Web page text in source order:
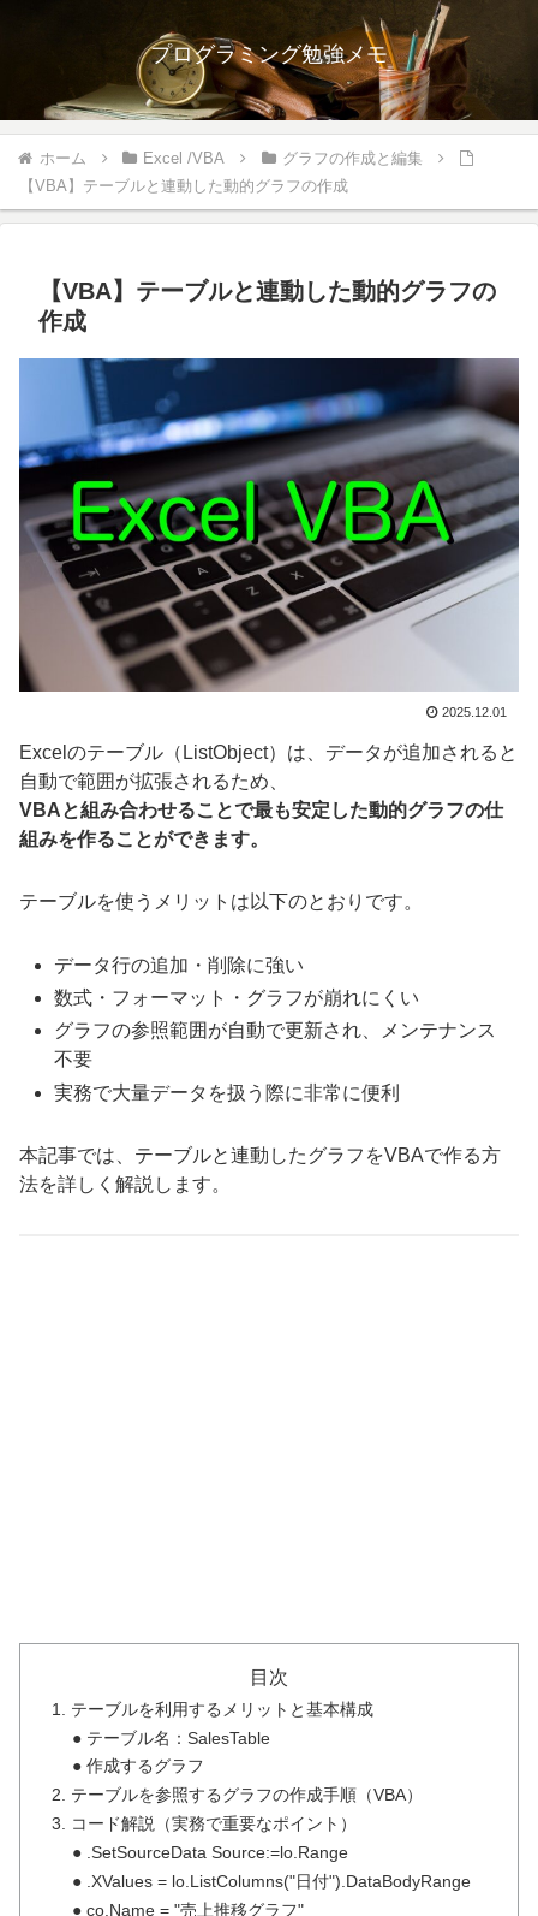
プログラミング勉強メモ
ホーム Excel /VBA
グラフの作成と編集
【VBA】テーブルと連動した動的グラフの作成
【VBA】テーブルと連動した動的グラフの
作成
2025.12.01
Excelのテーブル（ListObject）は、データが追加されると
自動で範囲が拡張されるため、
VBAと組み合わせることで最も安定した動的グラフの仕
組みを作ることができます。
テーブルを使うメリットは以下のとおりです。
データ行の追加・削除に強い
数式・フォーマット・グラフが崩れにくい
グラフの参照範囲が自動で更新され、メンテナンス
不要
実務で大量データを扱う際に非常に便利
本記事では、テーブルと連動したグラフをVBAで作る方
法を詳しく解説します。
目次
1. テーブルを利用するメリットと基本構成
● テーブル名：SalesTable
● 作成するグラフ
2. テーブルを参照するグラフの作成手順（VBA）
3. コード解説（実務で重要なポイント）
● .SetSourceData Source:=lo.Range
● .XValues = lo.ListColumns("日付").DataBodyRange
● co.Name = "売上推移グラフ"